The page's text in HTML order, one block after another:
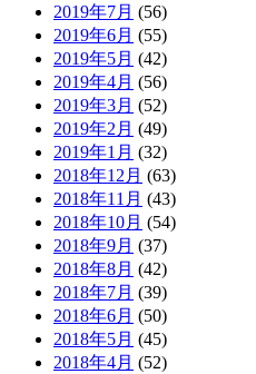
2019年7月 (56)
2019年6月 (55)
2019年5月 (42)
2019年4月 (56)
2019年3月 (52)
2019年2月 (49)
2019年1月 (32)
2018年12月 (63)
2018年11月 (43)
2018年10月 (54)
2018年9月 (37)
2018年8月 (42)
2018年7月 (39)
2018年6月 (50)
2018年5月 (45)
2018年4月 (52)